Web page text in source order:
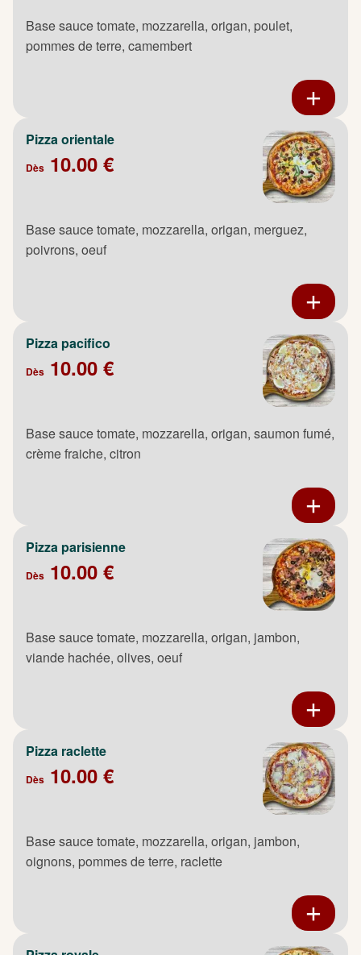
Base sauce tomate, mozzarella, origan, poulet,
pommes de terre, camembert
Pizza orientale
Dès 10.00 €
Base sauce tomate, mozzarella, origan, merguez,
poivrons, oeuf
Pizza pacifico
Dès 10.00 €
Base sauce tomate, mozzarella, origan, saumon fumé,
crème fraiche, citron
Pizza parisienne
Dès 10.00 €
Base sauce tomate, mozzarella, origan, jambon,
viande hachée, olives, oeuf
Pizza raclette
Dès 10.00 €
Base sauce tomate, mozzarella, origan, jambon,
oignons, pommes de terre, raclette